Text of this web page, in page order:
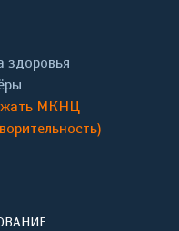
здоровья
МКНЦ